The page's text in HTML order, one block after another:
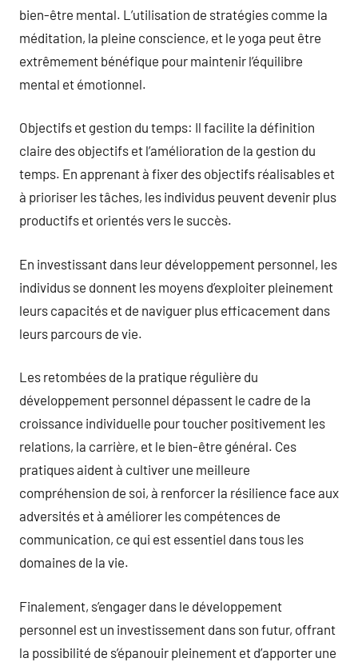
bien-être mental. L’utilisation de stratégies comme la
méditation, la pleine conscience, et le yoga peut être
extrêmement bénéfique pour maintenir l’équilibre
mental et émotionnel.
Objectifs et gestion du temps: Il facilite la définition
claire des objectifs et l’amélioration de la gestion du
temps. En apprenant à fixer des objectifs réalisables et
à prioriser les tâches, les individus peuvent devenir plus
productifs et orientés vers le succès.
En investissant dans leur développement personnel, les
individus se donnent les moyens d’exploiter pleinement
leurs capacités et de naviguer plus efficacement dans
leurs parcours de vie.
Les retombées de la pratique régulière du
développement personnel dépassent le cadre de la
croissance individuelle pour toucher positivement les
relations, la carrière, et le bien-être général. Ces
pratiques aident à cultiver une meilleure
compréhension de soi, à renforcer la résilience face aux
adversités et à améliorer les compétences de
communication, ce qui est essentiel dans tous les
domaines de la vie.
Finalement, s’engager dans le développement
personnel est un investissement dans son futur, offrant
la possibilité de s’épanouir pleinement et d’apporter une